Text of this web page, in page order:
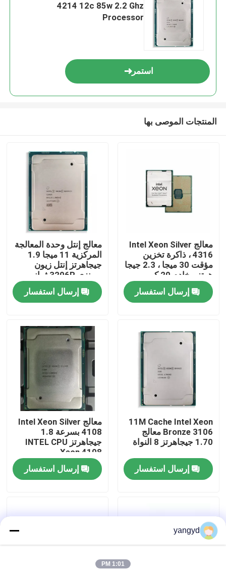
المنزل
حولنا
جولة في المصنع
مراقبة الجودة
اتصل بنا
أخبار
VR Show
4214 12c 85w 2.2 Ghz
Processor
استمر
المنتجات الموصى بها
معالج Intel Xeon Silver
4316 ، ذاكرة تخزين
مؤقت 30 ميجا ، 2.3 جيجا
هرتز ، خادم 20 كور ،
الجيل الثالث
إرسال استفسار
معالج إنتل وحدة المعالجة
المركزية 11 ميجا 1.9
جيجاهرتز إنتل زيون
برونزي 3206R ثماني
النواة وحدة المعالجة
المركزيةإرسال استفسار
11M Cache Intel Xeon
Bronze 3106 معالج
1.70 جيجاهرتز 8 النواة
إرسال استفسار
معالج Intel Xeon Silver
4108 بسرعة 1.8
جيجاهرتز INTEL CPU
Xeon 4108
إرسال استفسار
yangyd
1:01 PM